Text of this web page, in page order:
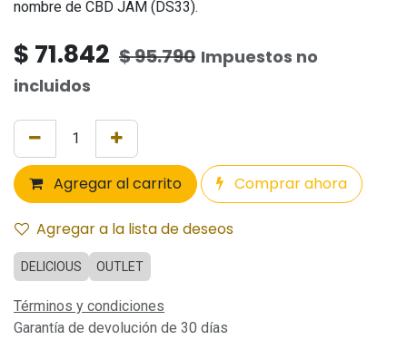
nombre de CBD JAM (DS33).
$ 71.842 $95.790 Impuestos no
incluidos
Agregar al carrito Comprar ahora
Agregar a la lista de deseos
DELICIOUS OUTLET
Términos y condiciones
Garantía de devolución de 30 días